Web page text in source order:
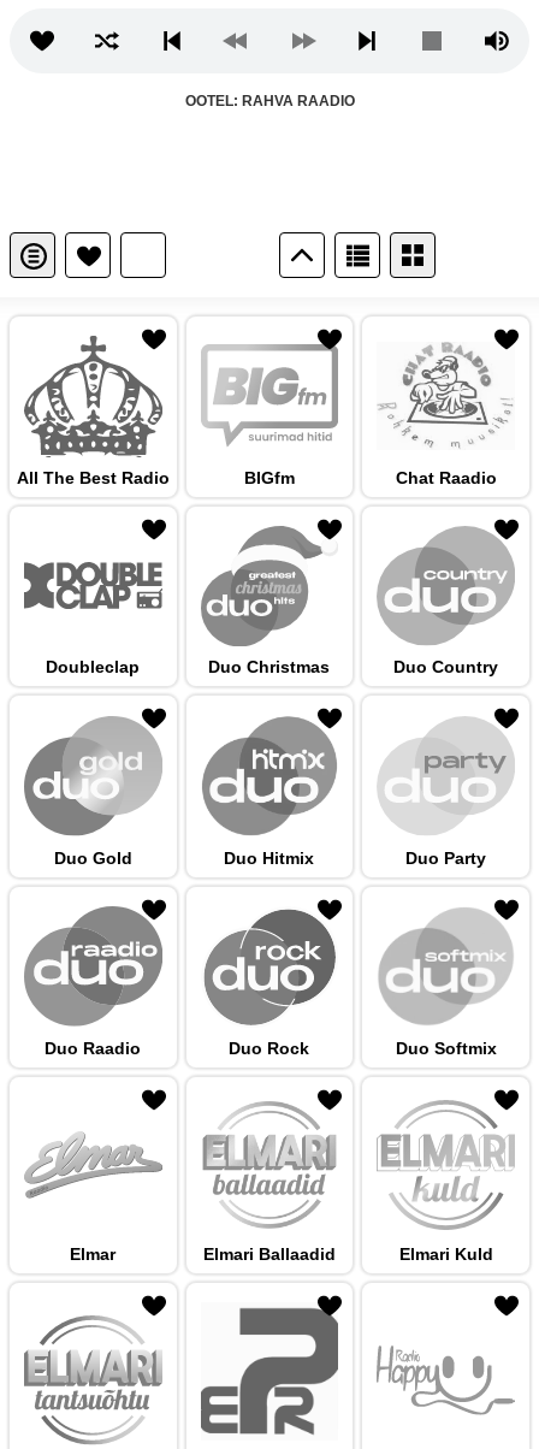
OOTEL: RAHVA RAADIO
All The Best Radio BIGfm Chat Raadio
Doubleclap Duo Christmas Duo Country
Duo Gold Duo Hitmix Duo Party
Duo Raadio Duo Rock Duo Softmix
Elmar Elmari Ballaadid Elmari Kuld